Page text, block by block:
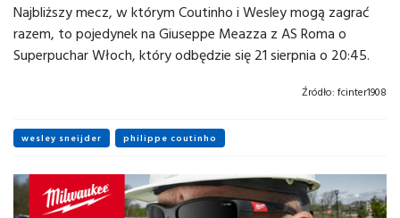
Najbliższy mecz, w którym Coutinho i Wesley mogą zagrać
razem, to pojedynek na Giuseppe Meazza z AS Roma o
Superpuchar Włoch, który odbędzie się 21 sierpnia o 20:45.
Źródło: fcinter1908
wesley sneijder philippe coutinho